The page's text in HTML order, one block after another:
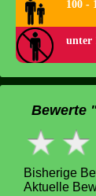
100 -
unter
Bewerte
Bisherige
Aktuelle